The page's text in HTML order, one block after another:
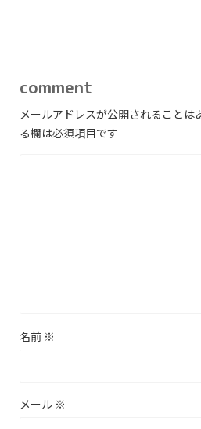
comment
メールアドレスが公開されることは
る欄は必須項目です
名前 ※
メール ※